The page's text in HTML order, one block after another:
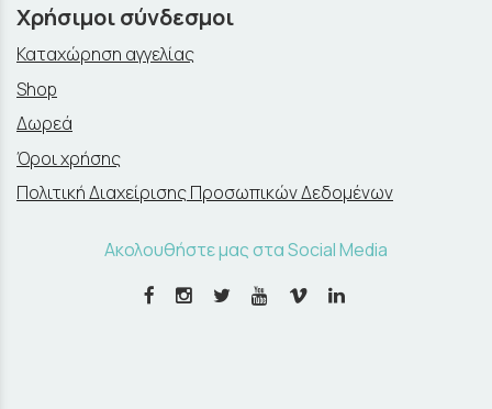
Χρήσιμοι σύνδεσμοι
Καταχώρηση αγγελίας
Shop
Δωρεά
Όροι χρήσης
Πολιτική Διαχείρισης Προσωπικών Δεδομένων
Ακολουθήστε μας στα Social Media